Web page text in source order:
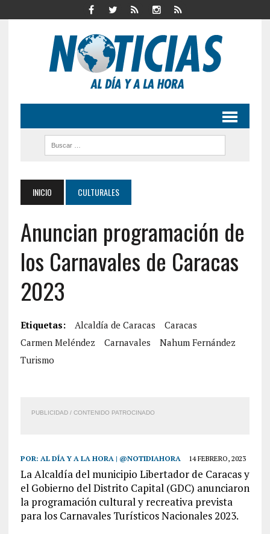
INICIO CULTURALES
Anuncian programación de
los Carnavales de Caracas
2023
Etiquetas: Alcaldía de Caracas
Caracas
Carmen Meléndez
Carnavales
Nahum Fernández
Turismo
PUBLICIDAD / CONTENIDO PATROCINADO
POR: AL DÍA Y A LA HORA | @NOTIDIAHORA 14 FEBRERO, 2023
La Alcaldía del municipio Libertador de Caracas y
el Gobierno del Distrito Capital (GDC) anunciaron
la programación cultural y recreativa prevista
para los Carnavales Turísticos Nacionales 2023.